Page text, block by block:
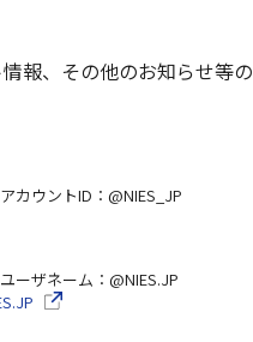
報、その他のお知らせ等の
ウントID：@NIES_JP
ドウで開きます）
ザネーム：@NIES.JP
（別ウインドウで開きます）